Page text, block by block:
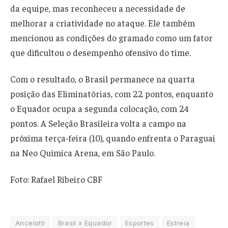
da equipe, mas reconheceu a necessidade de
melhorar a criatividade no ataque. Ele também
mencionou as condições do gramado como um fator
que dificultou o desempenho ofensivo do time.
Com o resultado, o Brasil permanece na quarta
posição das Eliminatórias, com 22 pontos, enquanto
o Equador ocupa a segunda colocação, com 24
pontos. A Seleção Brasileira volta a campo na
próxima terça-feira (10), quando enfrenta o Paraguai
na Neo Química Arena, em São Paulo.
Foto: Rafael Ribeiro CBF
Ancelotti Brasil x Equador Esportes
Estreia